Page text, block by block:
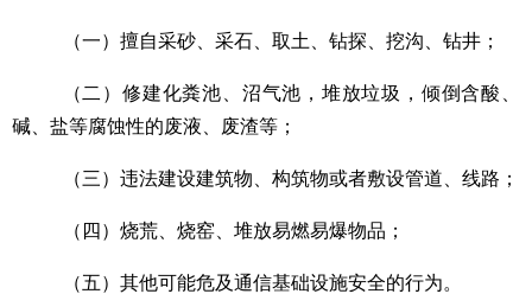
（一）擅自采砂、采石、取土、钻探、挖沟、钻井；
（二）修建化粪池、沼气池，堆放垃圾，倾倒含酸、
碱、盐等腐蚀性的废液、废渣等；
（三）违法建设建筑物、构筑物或者敷设管道、线路；
（四）烧荒、烧窑、堆放易燃易爆物品；
（五）其他可能危及通信基础设施安全的行为。